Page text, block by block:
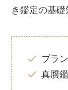
き鑑定の基礎
ブラ
真贋